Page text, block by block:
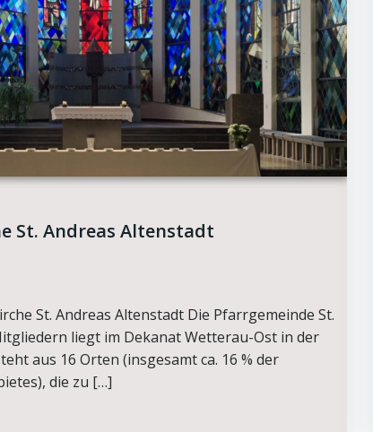
St. Andreas Altenstadt
St. Andreas Altenstadt Die Pfarrgemeinde St.
liegt im Dekanat Wetterau-Ost in der
aus 16 Orten (insgesamt ca. 16 % der
die zu […]